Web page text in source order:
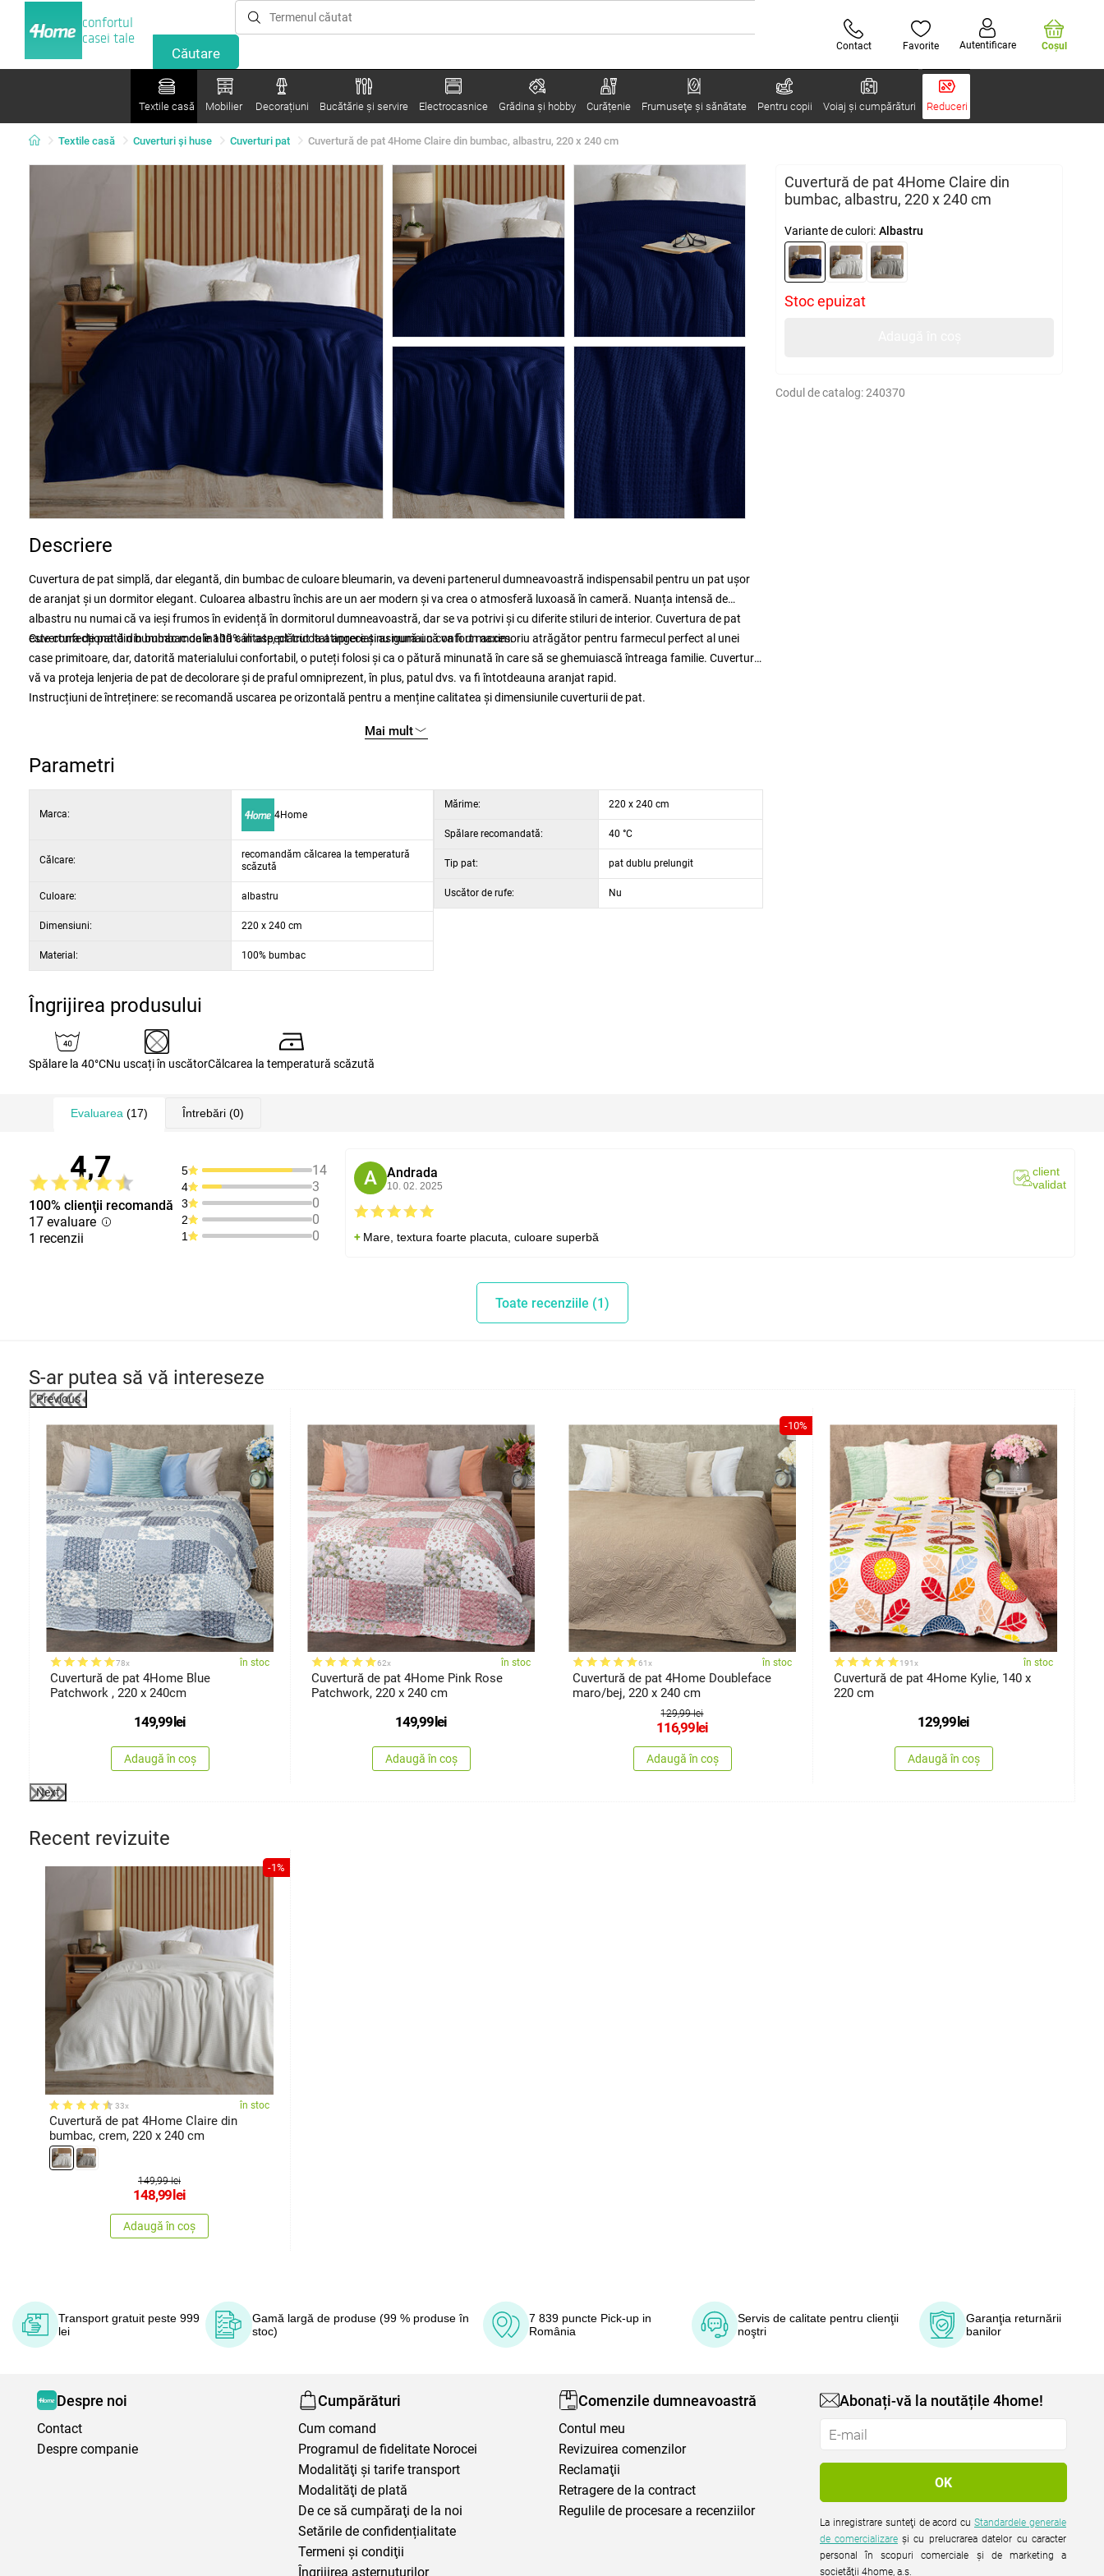
confortul
casei tale
Contact Favorite Autentificare Coşul
Textile casă Mobilier Decorațiuni Bucătărie și servire Electrocasnice Grădina şi hobby Curățenie Frumuseţe şi sănătate Pentru copii Voiaj și cumpărături Reduceri
Textile casă Cuverturi și huse Cuverturi pat Cuvertură de pat 4Home Claire din bumbac, albastru, 220 x 240 cm
Cuvertură de pat 4Home Claire din
bumbac, albastru, 220 x 240 cm
Variante de culori: Albastru
Stoc epuizat
Codul de catalog:240370
Descriere
Cuvertura de pat simplă, dar elegantă, din bumbac de culoare bleumarin, va deveni partenerul dumneavoastră indispensabil pentru un pat ușor
de aranjat și un dormitor elegant. Culoarea albastru închis are un aer modern și va crea o atmosferă luxoasă în cameră. Nuanța intensă de
albastru nu numai că va ieși frumos în evidență în dormitorul dumneavoastră, dar se va potrivi și cu diferite stiluri de interior. Cuvertura de pat
este confecționată din bumbac de înaltă calitate, plăcut la atingere și asigură un confort maxim.
Cuvertura de pat din bumbac moale 100% în aspect tricotat apreciat nu numai că va fi un accesoriu atrăgător pentru farmecul perfect al unei
case primitoare, dar, datorită materialului confortabil, o puteți folosi și ca o pătură minunată în care să se ghemuiască întreaga familie. Cuvertura
vă va proteja lenjeria de pat de decolorare și de praful omniprezent, în plus, patul dvs. va fi întotdeauna aranjat rapid.
Instrucțiuni de întreținere: se recomandă uscarea pe orizontală pentru a menține calitatea și dimensiunile cuverturii de pat.
Mai mult
Parametri
Marca: 4Home
Călcare:
recomandăm călcarea la temperatură
scăzută
Culoare: albastru
Dimensiuni: 220 x 240 cm
Material: 100% bumbac
Mărime: 220 x 240 cm
Spălare recomandată: 40 °C
Tip pat: pat dublu prelungit
Uscător de rufe: Nu
Îngrijirea produsului
Spălare la 40°CNu uscați în uscătorCălcarea la temperatură scăzută
Evaluarea (17) Întrebări (0)
4,7
100% clienţii recomandă
17 evaluare
1 recenzii
5 14
4 3
3 0
2 0
1 0
A Andrada
10. 02. 2025
client
validat
Mare, textura foarte placuta, culoare superbă
Toate recenziile (1)
S-ar putea să vă intereseze
Previous
78x în stoc
Cuvertură de pat 4Home Blue
Patchwork , 220 x 240cm
149,99lei
Adaugă în coș
62x în stoc
Cuvertură de pat 4Home Pink Rose
Patchwork, 220 x 240 cm
149,99lei
Adaugă în coș
-10%
61x în stoc
Cuvertură de pat 4Home Doubleface
maro/bej, 220 x 240 cm
129,99 lei
116,99lei
Adaugă în coș
191x în stoc
Cuvertură de pat 4Home Kylie, 140 x
220 cm
129,99lei
Adaugă în coș
Next
Recent revizuite
-1%
33x în stoc
Cuvertură de pat 4Home Claire din
bumbac, crem, 220 x 240 cm
149,99 lei
148,99lei
Adaugă în coș
Transport gratuit peste 999
lei
Gamă largă de produse (99 % produse în
stoc)
7 839 puncte Pick-up in
România
Servis de calitate pentru clienţii
noştri
Garanţia returnării
banilor
Despre noi
Contact
Despre companie
Cumpărături
Cum comand
Programul de fidelitate Norocei
Modalităţi şi tarife transport
Modalităţi de plată
De ce să cumpăraţi de la noi
Setările de confidențialitate
Termeni şi condiţii
Îngrijirea așternuturilor
Comenzile dumneavoastră
Contul meu
Revizuirea comenzilor
Reclamaţii
Retragere de la contract
Regulile de procesare a recenziilor
Abonați-vă la noutățile 4home!
La inregistrare sunteţi de acord cuStandardele generale
de comercializare şi cu prelucrarea datelor cu caracter
personal în scopuri comerciale şi de marketing a
societăţii 4home, a.s.